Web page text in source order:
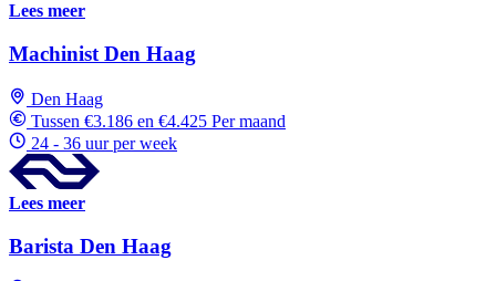
Lees meer
Machinist Den Haag
Den Haag
Tussen €3.186 en €4.425 Per maand
24 - 36 uur per week
Lees meer
Barista Den Haag